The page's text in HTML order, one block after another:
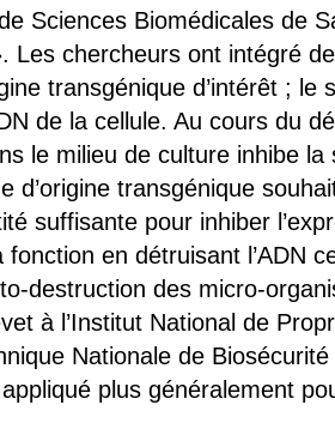
les inconvénients des OGM ?
Sciences Biomédicales de
Les chercheurs ont intégré
transgénique d’intérêt ; le
de la cellule. Au cours du
le milieu de culture inhibe
d’origine transgénique
suffisante pour inhiber
en détruisant l’ADN
destruction des micro-
à l’Institut National de
Nationale de
plus généralement